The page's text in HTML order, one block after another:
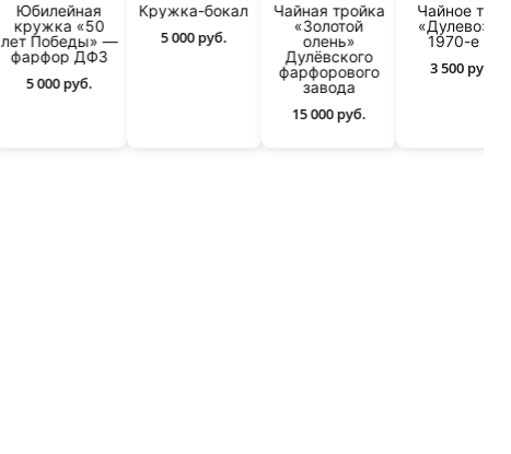
Юбилейная
кружка «50
лет Победы» —
фарфор ДФЗ
5 000 руб.
Кружка-бокал
5 000 руб.
Чайная тройка
«Золотой
олень»
Дулёвского
фарфорового
завода
15 000 руб.
Чайное трио
«Дулево» —
1970-е гг.
3 500 руб.